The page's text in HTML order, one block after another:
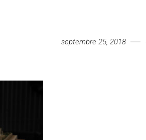
septembre 25, 2018